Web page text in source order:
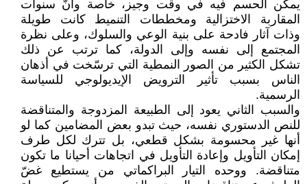
يمكن الحسم فيه في وقت وجيز، خاصة وأنّ سنوات
المقاربة الاختزالية ومخططات التنميط كانت طويلة
وذات آثار فادحة على بنية الوعي والسلوك، وعلى نظرة
المجتمع إلى نفسه وإلى الدولة، كما ترتب عن ذلك
تشكل الكثير من الصور النمطية التي ترسّخت في أذهان
الناس بسبب تأثير الترويض الإيديولوجي للسياسة
الرسمية.
والسبب الثاني يعود إلى الطبيعة المزدوجة والمتناقضة
للنص الدستوري نفسه، حيث تبدو بعض المضامين كما لو
أنها غير محسومة بشكل قطعي، بل تترك لكل طرف
إمكان التأويل وإعادة التأويل في اتجاهات أحيانا ما تكون
متناقضة. ووحده التيار البراكماتي من يستطيع غضّ